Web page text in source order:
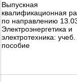
Выпускная
квалификационная
по направлению
Электроэнергетика и
электротехника: учеб.
пособие